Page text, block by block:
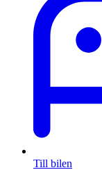
Till bilen